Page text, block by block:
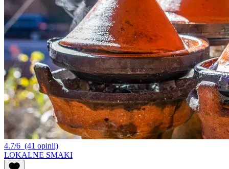
4.7/6 (41 opinii)
LOKALNE SMAKI